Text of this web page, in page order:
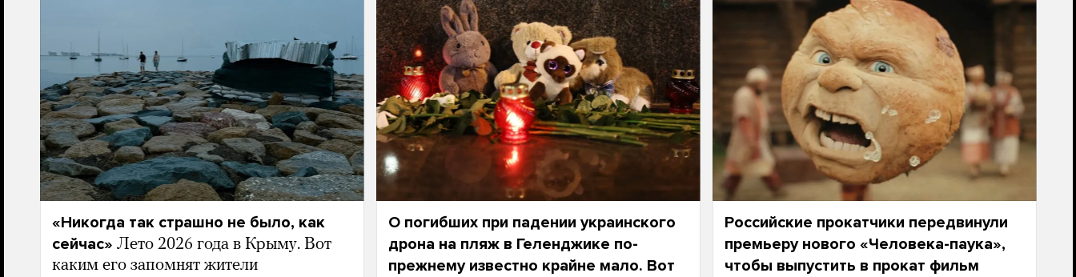
«Никогда так страшно не было, как
сейчас» Лето 2026 года в Крыму. Вот
каким его запомнят жители
О погибших при падении украинского
дрона на пляж в Геленджике по-
прежнему известно крайне мало. Вот
Российские прокатчики передвинули
премьеру нового «Человека-паука»,
чтобы выпустить в прокат фильм